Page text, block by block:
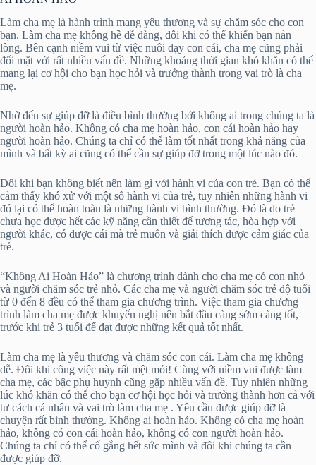
Làm cha mẹ là hành trình mang yêu thương và sự chăm sóc cho con
bạn. Làm cha mẹ không hề dễ dàng, đôi khi có thể khiến bạn nản
lòng. Bên cạnh niềm vui từ việc nuôi dạy con cái, cha mẹ cũng phải
đối mặt với rất nhiều vấn đề. Những khoảng thời gian khó khăn có thể
mang lại cơ hội cho bạn học hỏi và trưởng thành trong vai trò là cha
mẹ.
Nhờ đến sự giúp đỡ là điều bình thường bởi không ai trong chúng ta là
người hoàn hảo. Không có cha mẹ hoàn hảo, con cái hoàn hảo hay
người hoàn hảo. Chúng ta chỉ có thể làm tốt nhất trong khả năng của
mình và bất kỳ ai cũng có thể cần sự giúp đỡ trong một lúc nào đó.
Đôi khi bạn không biết nên làm gì với hành vi của con trẻ. Bạn có thể
cảm thấy khó xử với một số hành vi của trẻ, tuy nhiên những hành vi
đó lại có thể hoàn toàn là những hành vi bình thường. Đó là do trẻ
chưa học được hết các kỹ năng cần thiết để tương tác, hòa hợp với
người khác, có được cái mà trẻ muốn và giải thích được cảm giác của
trẻ.
“Không Ai Hoàn Hảo” là chương trình dành cho cha mẹ có con nhỏ
và người chăm sóc trẻ nhỏ. Các cha mẹ và người chăm sóc trẻ độ tuổi
từ 0 đến 8 đều có thể tham gia chương trình. Việc tham gia chương
trình làm cha mẹ được khuyến nghị nên bắt đầu càng sớm càng tốt,
trước khi trẻ 3 tuổi để đạt được những kết quả tốt nhất.
Làm cha mẹ là yêu thương và chăm sóc con cái. Làm cha mẹ không
dễ. Đôi khi công việc này rất mệt mỏi! Cùng với niềm vui được làm
cha mẹ, các bậc phụ huynh cũng gặp nhiều vấn đề. Tuy nhiên những
lúc khó khăn có thể cho bạn cơ hội học hỏi và trưởng thành hơn cả với
tư cách cá nhân và vai trò làm cha mẹ . Yêu cầu được giúp đỡ là
chuyện rất bình thường. Không ai hoàn hảo. Không có cha mẹ hoàn
hảo, không có con cái hoàn hảo, không có con người hoàn hảo.
Chúng ta chỉ có thể cố gắng hết sức mình và đôi khi chúng ta cần
được giúp đỡ.